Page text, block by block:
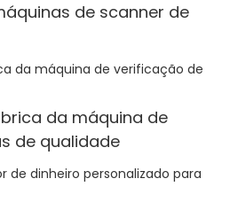
de scanner de
da máquina de
de qualidade